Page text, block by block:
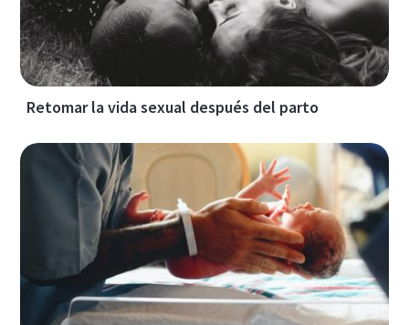
Retomar la vida sexual después del parto